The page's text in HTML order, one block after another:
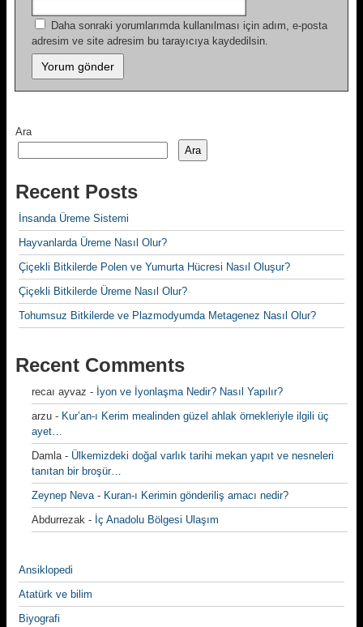
Daha sonraki yorumlarımda kullanılması için adım, e-posta
adresim ve site adresim bu tarayıcıya kaydedilsin.
Ara
Ara
Recent Posts
İnsanda Üreme Sistemi
Hayvanlarda Üreme Nasıl Olur?
Çiçekli Bitkilerde Polen ve Yumurta Hücresi Nasıl Oluşur?
Çiçekli Bitkilerde Üreme Nasıl Olur?
Tohumsuz Bitkilerde ve Plazmodyumda Metagenez Nasıl Olur?
Recent Comments
recaı ayvaz - İyon ve İyonlaşma Nedir? Nasıl Yapılır?
arzu - Kur’an-ı Kerim mealinden güzel ahlak örnekleriyle ilgili üç
ayet…
Damla- Ülkemizdeki doğal varlık tarihi mekan yapıt ve nesneleri
tanıtan bir broşür…
Zeynep Neva- Kuran-ı Kerimin gönderiliş amacı nedir?
Abdurrezak - İç Anadolu Bölgesi Ulaşım
Ansiklopedi
Atatürk ve bilim
Biyografi